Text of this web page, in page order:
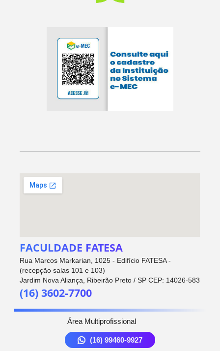
FACULDADE FATESA
Rua Marcos Markarian, 1025 - Edifício FATESA -
(recepção salas 101 e 103)
Jardim Nova Aliança, Ribeirão Preto / SP CEP: 14026-583
(16) 3602-7700
Área Multiprofissional
(16) 99460-9927